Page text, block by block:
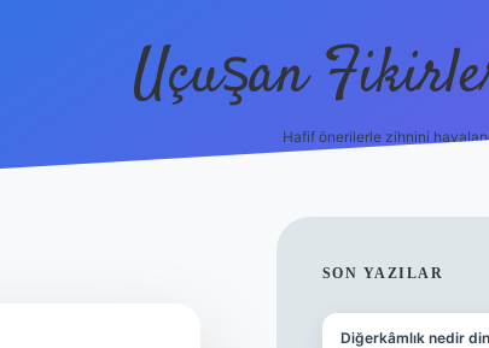
Uçuşan
Hafif önerilerle zihnini
SON YAZILAR
Diğerkâmlık nedir din